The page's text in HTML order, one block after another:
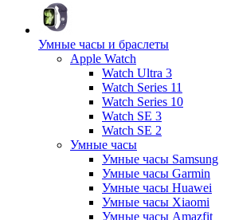
Умные часы и браслеты
Apple Watch
Watch Ultra 3
Watch Series 11
Watch Series 10
Watch SE 3
Watch SE 2
Умные часы
Умные часы Samsung
Умные часы Garmin
Умные часы Huawei
Умные часы Xiaomi
Умные часы Amazfit